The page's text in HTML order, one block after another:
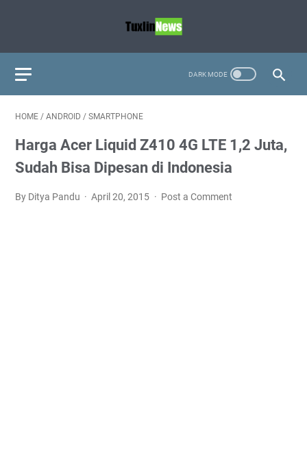
HOME / ANDROID / SMARTPHONE
Harga Acer Liquid Z410 4G LTE 1,2 Juta,
Sudah Bisa Dipesan di Indonesia
By Ditya Pandu April 20, 2015 Post a Comment